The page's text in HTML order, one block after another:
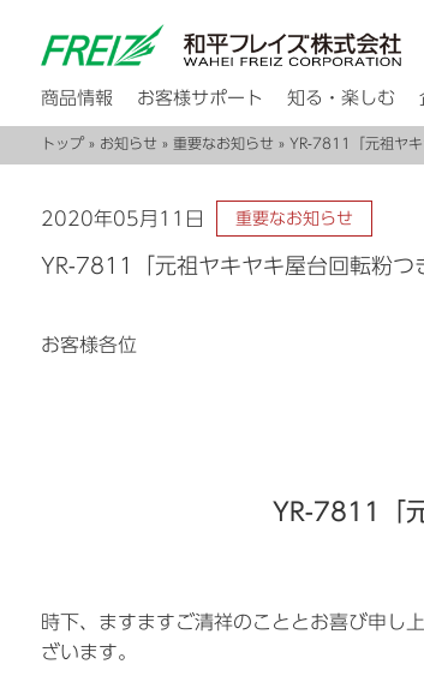
商品情報 お客様サポート 知る・楽しむ
トップ» お知らせ » 重要なお知らせ » YR-7811「元祖ヤ
2020年05月11日 重要なお知らせ
YR-7811「元祖ヤキヤキ屋台回転粉つ
お客様各位
YR-7811 「
時下、ますますご清祥のこととお喜び申し
ざいます。